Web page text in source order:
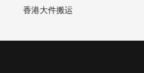
澳门搬家服务